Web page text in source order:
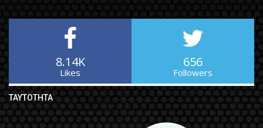
8.14K
Likes
656
Followers
ΤΑΥΤΌΤΗΤΑ